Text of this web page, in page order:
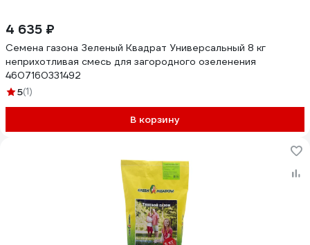
4 635 ₽
Семена газона Зеленый Квадрат Универсальный 8 кг
неприхотливая смесь для загородного озеленения
4607160331492
5(1)
В корзину